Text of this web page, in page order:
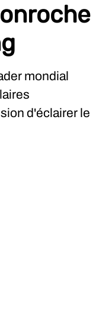
mondial
d'éclairer le